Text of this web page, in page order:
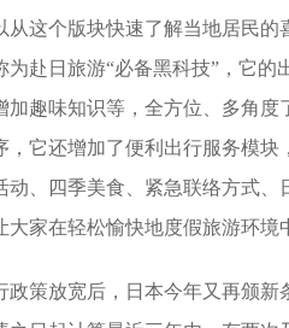
从这个版块快速了解当地居民
为赴日旅游“必备黑科技”，它
加趣味知识等，全方位、多角
，它还增加了便利出行服务模
动、四季美食、紧急联络方式
大家在轻松愉快地度假旅游环境
政策放宽后，日本今年又再颁